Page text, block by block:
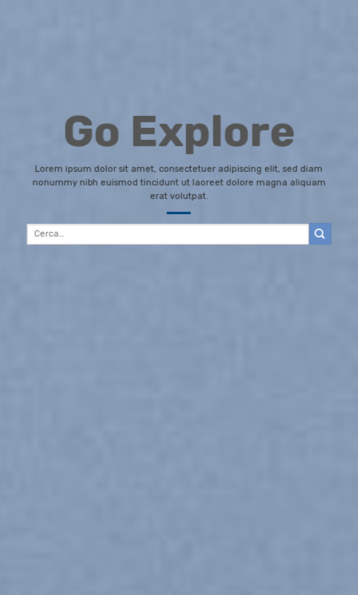
Go Explore
Lorem ipsum dolor sit amet, consectetuer adipiscing elit, sed diam
nonummy nibh euismod tincidunt ut laoreet dolore magna aliquam
erat volutpat.
Cerca: